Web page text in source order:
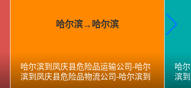
哈尔滨→哈尔滨
哈尔滨到凤庆县危险品运输公司-哈尔
滨到凤庆县危险品物流公司-哈尔滨到
哈
滨